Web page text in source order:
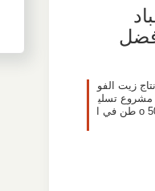
زيت الفو
تسلي
م الزيت النباتي الجاهز للأكل من 2 طن o 500 طن في ا